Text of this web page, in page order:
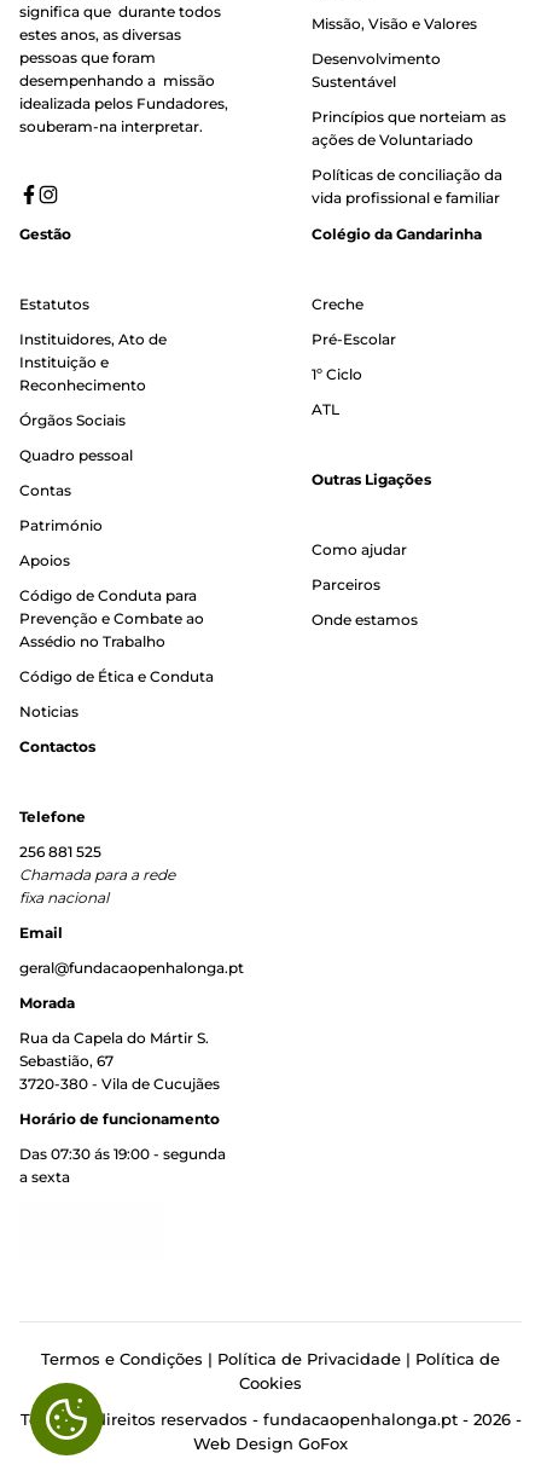
significa que durante todos
estes anos, as diversas
pessoas que foram
desempenhando a missão
idealizada pelos Fundadores,
souberam-na interpretar.
Missão, Visão e Valores
Desenvolvimento
Sustentável
Princípios que norteiam as
ações de Voluntariado
Políticas de conciliação da
vida profissional e familiar
Gestão
Estatutos
Instituidores, Ato de
Instituição e
Reconhecimento
Órgãos Sociais
Quadro pessoal
Contas
Património
Apoios
Código de Conduta para
Prevenção e Combate ao
Assédio no Trabalho
Código de Ética e Conduta
Noticias
Colégio da Gandarinha
Creche
Pré-Escolar
1º Ciclo
ATL
Outras Ligações
Como ajudar
Parceiros
Onde estamos
Contactos
Telefone
256 881 525
Chamada para a rede
fixa nacional
Email
geral@fundacaopenhalonga.pt
Morada
Rua da Capela do Mártir S.
Sebastião, 67
3720-380 - Vila de Cucujães
Horário de funcionamento
Das 07:30 ás 19:00 - segunda
a sexta
Termos e Condições | Política de Privacidade | Política de
Cookies
Todos os direitos reservados - fundacaopenhalonga.pt - 2026 -
Web Design GoFox
Cookies